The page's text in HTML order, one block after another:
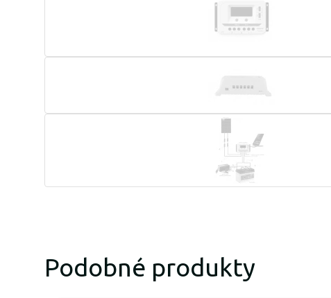
Podobné produkty